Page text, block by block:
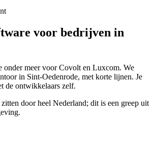
voor bedrijven in
onder meer voor Covolt en Luxcom. We
in Sint-Oedenrode, met korte lijnen. Je
de ontwikkelaars zelf.
door heel Nederland; dit is een greep uit